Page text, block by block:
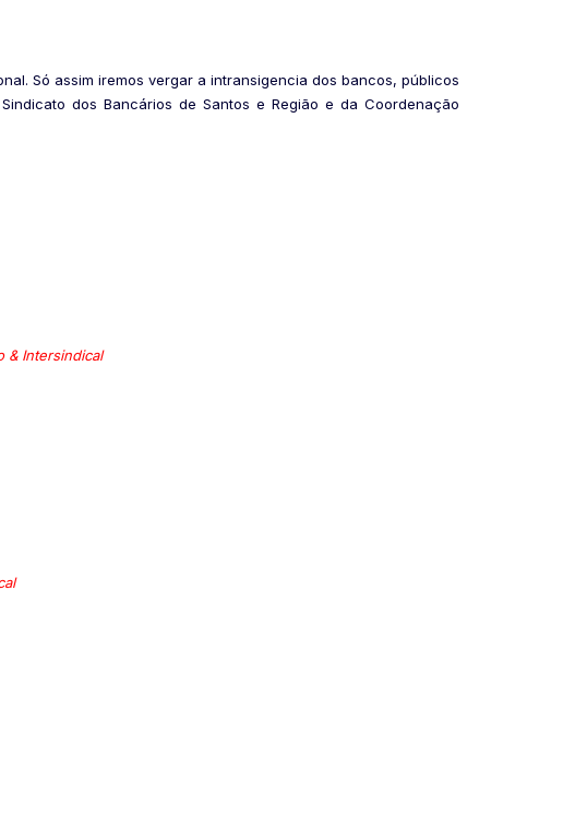
Só assim iremos vergar a intransigencia dos bancos, públicos
dos Bancários de Santos e Região e da Coordenação
& Intersindical